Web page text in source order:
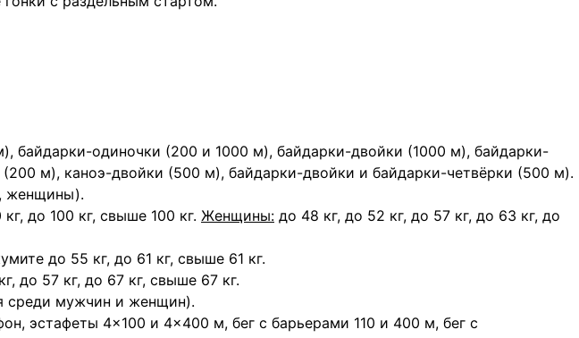
байдарки-одиночки (200 и 1000 м), байдарки-двойки (1000 м), байдарки-
м), каноэ-двойки (500 м), байдарки-двойки и байдарки-четвёрки (500 м).
женщины).
до 100 кг, свыше 100 кг. Женщины: до 48 кг, до 52 кг, до 57 кг, до 63 кг, до
до 55 кг, до 61 кг, свыше 61 кг.
до 57 кг, до 67 кг, свыше 67 кг.
среди мужчин и женщин).
эстафеты 4×100 и 4×400 м, бег с барьерами 110 и 400 м, бег с